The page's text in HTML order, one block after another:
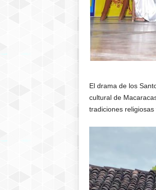
El drama de los
cultural de
tradiciones religiosas